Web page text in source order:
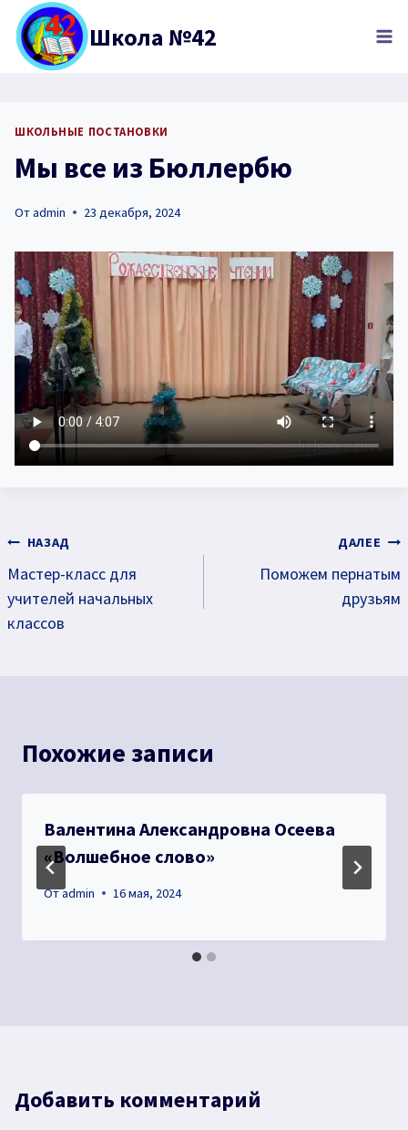
Перейти
содержимому
Школа №42
ШКОЛЬНЫЕ ПОСТАНОВКИ
Мы все из Бюллербю
Отadmin 23 декабря, 2024
Навигация
по
записям
НАЗАД
Мастер-класс для
учителей начальных
классов
ДАЛЕЕ
Поможем пернатым
друзьям
Похожие записи
Валентина Александровна Осеева
«Волшебное слово»
Отadmin 16 мая, 2024
Добавить комментарий